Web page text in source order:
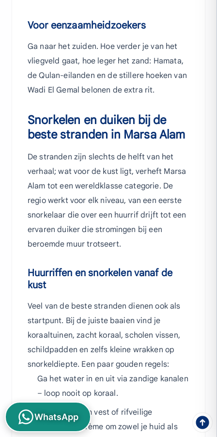
Voor eenzaamheidzoekers
Ga naar het zuiden. Hoe verder je van het
vliegveld gaat, hoe leger het zand: Hamata,
de Qulan-eilanden en de stillere hoeken van
Wadi El Gemal belonen de extra rit.
Snorkelen en duiken bij de
beste stranden in Marsa Alam
De stranden zijn slechts de helft van het
verhaal; wat voor de kust ligt, verheft Marsa
Alam tot een wereldklasse categorie. De
regio werkt voor elk niveau, van een eerste
snorkelaar die over een huurrif drijft tot een
ervaren duiker die stromingen bij een
beroemde muur trotseert.
Huurriffen en snorkelen vanaf de
kust
Veel van de beste stranden dienen ook als
startpunt. Bij de juiste baaien vind je
koraaltuinen, zacht koraal, scholen vissen,
schildpadden en zelfs kleine wrakken op
snorkeldiepte. Een paar gouden regels:
Ga het water in en uit via zandige kanalen
– loop nooit op koraal.
Draag een rash vest of rifveilige
zonnebrandcrème om zowel je huid als
WhatsApp